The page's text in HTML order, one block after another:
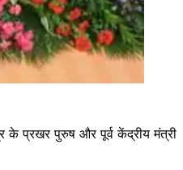
के प्रखर पुरुष और पूर्व केंद्रीय मंत्री